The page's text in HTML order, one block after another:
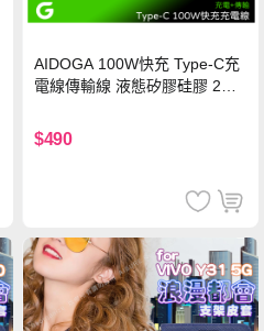
AIDOGA 100W快充 Type-C充
電線傳輸線 液態矽膠硅膠 2M
$490